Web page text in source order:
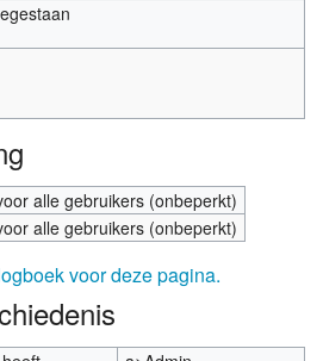
alle gebruikers (onbeperkt)
alle gebruikers (onbeperkt)
voor deze pagina.